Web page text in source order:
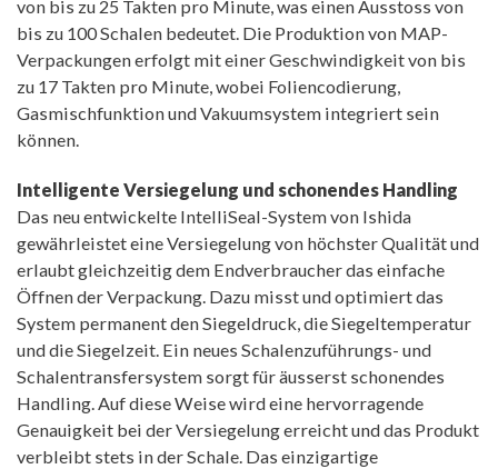
von bis zu 25 Takten pro Minute, was einen Ausstoss von
bis zu 100 Schalen bedeutet. Die Produktion von MAP-
Verpackungen erfolgt mit einer Geschwindigkeit von bis
zu 17 Takten pro Minute, wobei Foliencodierung,
Gasmischfunktion und Vakuumsystem integriert sein
können.
Intelligente Versiegelung und schonendes Handling
Das neu entwickelte IntelliSeal-System von Ishida
gewährleistet eine Versiegelung von höchster Qualität und
erlaubt gleichzeitig dem Endverbraucher das einfache
Öffnen der Verpackung. Dazu misst und optimiert das
System permanent den Siegeldruck, die Siegeltemperatur
und die Siegelzeit. Ein neues Schalenzuführungs- und
Schalentransfersystem sorgt für äusserst schonendes
Handling. Auf diese Weise wird eine hervorragende
Genauigkeit bei der Versiegelung erreicht und das Produkt
verbleibt stets in der Schale. Das einzigartige